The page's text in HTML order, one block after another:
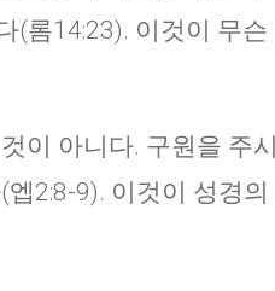
(롬14:23). 이것이 무슨
이 아니다. 구원을 주시
2:8-9). 이것이 성경의